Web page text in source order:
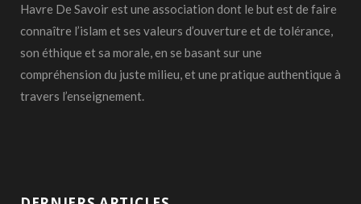
Havre De Savoir est une association dont le but est de faire
connaître l’islam et ses valeurs d’ouverture et de tolérance,
son éthique et sa morale, en se basant sur une
compréhension du juste milieu, et une pratique authentique à
travers l’enseignement.